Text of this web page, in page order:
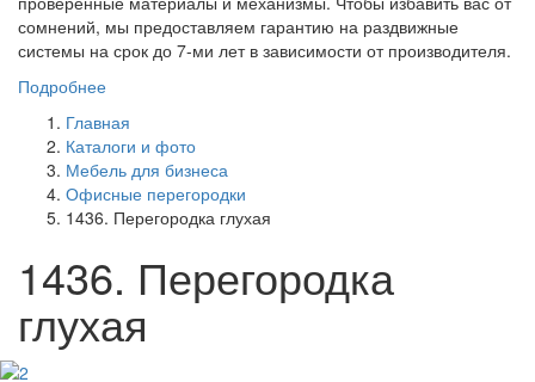
сомнений, мы предоставляем гарантию на раздвижные
системы на срок до 7-ми лет в зависимости от производителя.
Подробнее
Главная
Каталоги и фото
Мебель для бизнеса
Офисные перегородки
1436. Перегородка глухая
1436. Перегородка
глухая